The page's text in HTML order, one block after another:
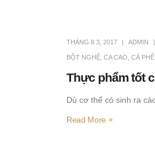
Thực phẩm tốt
THÁNG 8 3, 2017 ADMIN
BỘT NGHỆ, CA CAO, CÀ PHÊ
Dù cơ thể có sinh ra
Read More +